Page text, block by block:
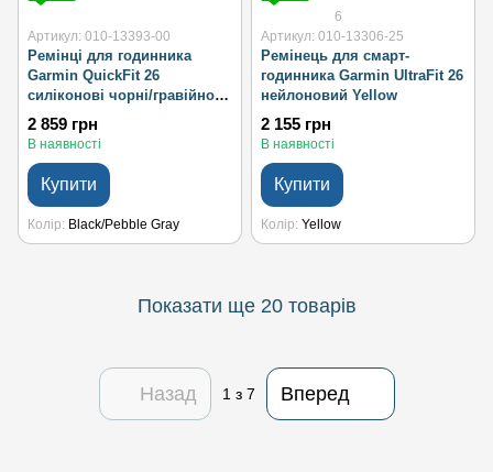
Артикул: 010-13393-00
Ремінці для годинника
Garmin QuickFit 26
силіконові чорні/гравійно-
сірі
2 859 грн
В наявності
Купити
Колір Black/Pebble Gray
6
Артикул: 010-13306-25
Ремінець для смарт-
годинника Garmin UltraFit 26
нейлоновий Yellow
2 155 грн
В наявності
Купити
Колір Yellow
Показати ще 20 товарів
Назад 1 з 7 Вперед